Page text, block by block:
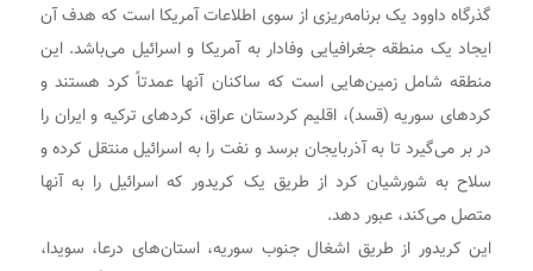
گذرگاه داوود یک برنامه‌ریزی از سوی اطلاعات آمریکا است که هدف آن
ایجاد یک منطقه جغرافیایی وفادار به آمریکا و اسرائیل می‌باشد. این
منطقه شامل زمین‌هایی است که ساکنان آنها عمدتاً کرد هستند و
کردهای سوریه (قسد)، اقلیم کردستان عراق، کردهای ترکیه و ایران را
در بر می‌گیرد تا به آذربایجان برسد و نفت را به اسرائیل منتقل کرده و
سلاح به شورشیان کرد از طریق یک کریدور که اسرائیل را به آنها
متصل می‌کند، عبور دهد.
این کریدور از طریق اشغال جنوب سوریه، استان‌های درعا، سویدا،